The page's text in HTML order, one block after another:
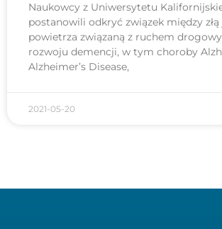
Naukowcy z Uniwersytetu
postanowili odkryć związek między złą
powietrza związaną z ruchem
rozwoju demencji, w tym choroby
Alzheimer’s Disease,
2021-05-20